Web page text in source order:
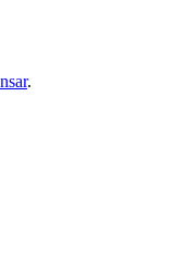
.